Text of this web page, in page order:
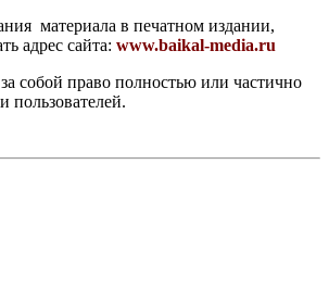
материала в печатном издании,
адрес сайта: www.baikal-media.ru
собой право полностью или частично
пользователей.